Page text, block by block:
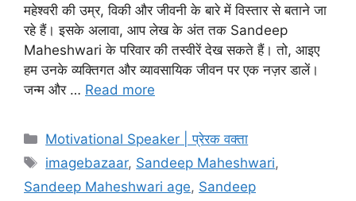
महेश्वरी की उम्र, विकी और जीवनी के बारे में विस्तार से बताने जा
रहे हैं। इसके अलावा, आप लेख के अंत तक Sandeep
Maheshwari के परिवार की तस्वीरें देख सकते हैं। तो, आइए
हम उनके व्यक्तिगत और व्यावसायिक जीवन पर एक नज़र डालें।
जन्म और … Read more
Categories
Motivational Speaker | प्रेरक वक्ता
Tags
imagebazaar, Sandeep Maheshwari,
Sandeep Maheshwari age, Sandeep